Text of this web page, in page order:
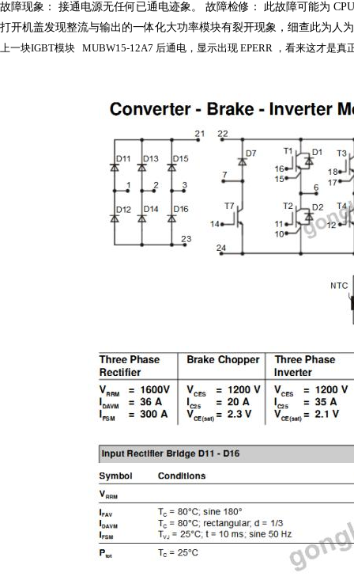
故障现象：
接通电源无任何已通电迹象。 故障检修： 此故障可能为
打开机盖发现整流与输出的一体化大功率模块有裂开现象，细查此为人
上一块IGBT模块 MUBW15-12A7 后通电，显示出现 EPERR ，看来这才是真